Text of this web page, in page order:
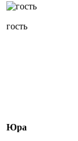
гость
Юра